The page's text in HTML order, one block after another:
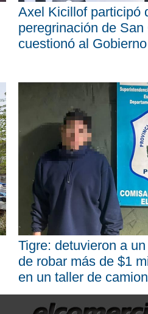
Axel Kicillof participó
peregrinación de
cuestionó al
Tigre: detuvieron a
de robar más de $1
en un taller de